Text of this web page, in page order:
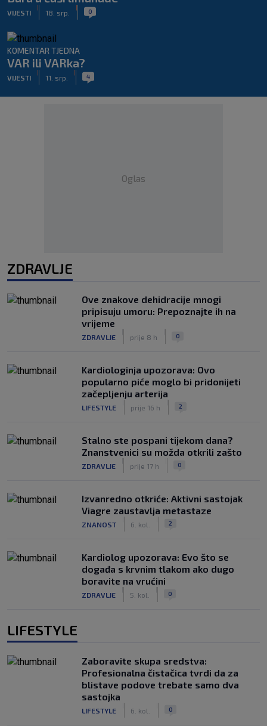
VIJESTI 18. srp. 0
KOMENTAR TJEDNA
VAR ili VARka?
VIJESTI 11. srp. 4
Oglas
ZDRAVLJE
Ove znakove dehidracije mnogi
pripisuju umoru: Prepoznajte ih na
vrijeme
ZDRAVLJE prije 8 h 0
Kardiologinja upozorava: Ovo
popularno piće moglo bi pridonijeti
začepljenju arterija
LIFESTYLE prije 16 h 2
Stalno ste pospani tijekom dana?
Znanstvenici su možda otkrili zašto
ZDRAVLJE prije 17 h 0
Izvanredno otkriće: Aktivni sastojak
Viagre zaustavlja metastaze
ZNANOST 6. kol. 2
Kardiolog upozorava: Evo što se
događa s krvnim tlakom ako dugo
boravite na vrućini
ZDRAVLJE 5. kol. 0
LIFESTYLE
Zaboravite skupa sredstva:
Profesionalna čistačica tvrdi da za
blistave podove trebate samo dva
sastojka
LIFESTYLE 6. kol. 0